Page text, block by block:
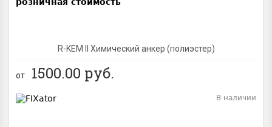
R-KEM II Химический анкер (полиэстер)
от 1500.00 руб.
В наличии